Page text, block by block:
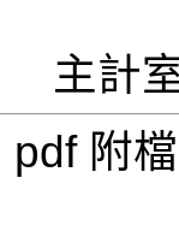
附